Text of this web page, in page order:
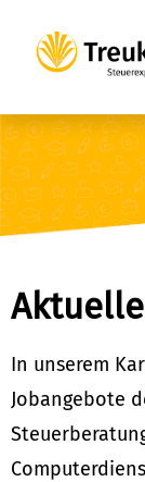
Treukontax
BBV
In unserem
Jobangebote